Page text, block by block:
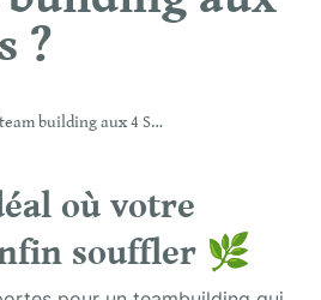
?
Un team building aux 4 Sources ?
où votre
souffler 🌿